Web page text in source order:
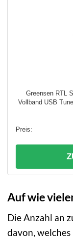
Greensen RTL
Vollband USB
Auf wie
Die Anzahl an
davon,